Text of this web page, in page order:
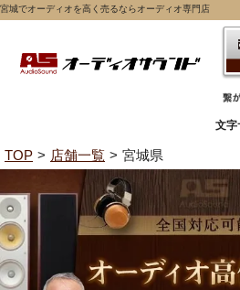
宮城でオーディオを高く売るならオーディオ専門店
文字
TOP 店舗一覧 宮城県